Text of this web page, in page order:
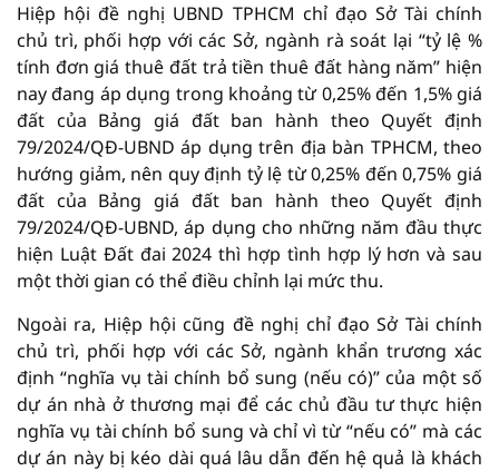
Hiệp hội đề nghị UBND TPHCM chỉ đạo Sở Tài chính
chủ trì, phối hợp với các Sở, ngành rà soát lại “tỷ lệ %
tính đơn giá thuê đất trả tiền thuê đất hàng năm” hiện
nay đang áp dụng trong khoảng từ 0,25% đến 1,5% giá
đất của Bảng giá đất ban hành theo Quyết định
79/2024/QĐ-UBND áp dụng trên địa bàn TPHCM, theo
hướng giảm, nên quy định tỷ lệ từ 0,25% đến 0,75% giá
đất của Bảng giá đất ban hành theo Quyết định
79/2024/QĐ-UBND, áp dụng cho những năm đầu thực
hiện Luật Đất đai 2024 thì hợp tình hợp lý hơn và sau
một thời gian có thể điều chỉnh lại mức thu.
Ngoài ra, Hiệp hội cũng đề nghị chỉ đạo Sở Tài chính
chủ trì, phối hợp với các Sở, ngành khẩn trương xác
định “nghĩa vụ tài chính bổ sung (nếu có)” của một số
dự án nhà ở thương mại để các chủ đầu tư thực hiện
nghĩa vụ tài chính bổ sung và chỉ vì từ “nếu có” mà các
dự án này bị kéo dài quá lâu dẫn đến hệ quả là khách